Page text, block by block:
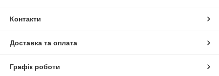
Контакти
Доставка та оплата
Графік роботи